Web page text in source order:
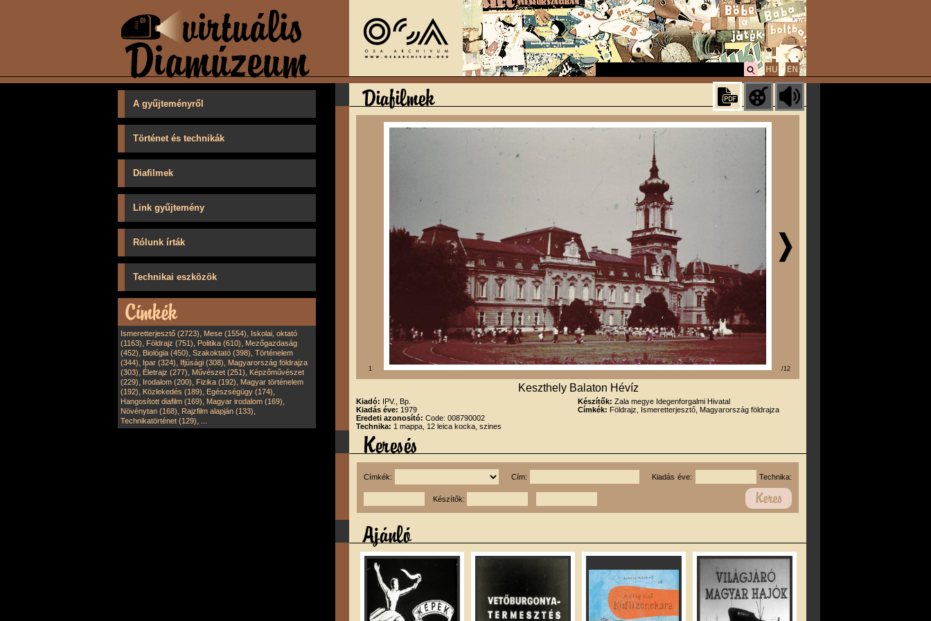
A gyűjteményről
Történet és technikák
Diafilmek
Link gyűjtemény
Rólunk írták
Technikai eszközök
Ismeretterjesztő (2723), Mese (1554), Iskolai, oktató
(1163), Földrajz (751), Politika (610), Mezőgazdaság
(452), Biológia (450), Szakoktató (398), Történelem
(344), Ipar (324), Ifjúsági (308), Magyarország földrajza
(303), Életrajz (277), Művészet (251), Képzőművészet
(229), Irodalom (200), Fizika (192), Magyar történelem
(192), Közlekedés (189), Egészségügy (174),
Hangosított diafilm (169), Magyar irodalom (169),
Növénytan (168), Rajzfilm alapján (133),
Technikatörténet (129),
1 /12
Keszthely Balaton Hévíz
Kiadó: IPV., Bp.
Kiadás éve: 1979
Eredeti azonosító: Code: 008790002
Technika: 1 mappa, 12 leica kocka, szines
Készítők: Zala megye Idegenforgalmi Hivatal
Címkék: Földrajz, Ismeretterjesztő, Magyarország földrajza
Címkék: Cím: Kiadás éve: Technika:
Készítők: